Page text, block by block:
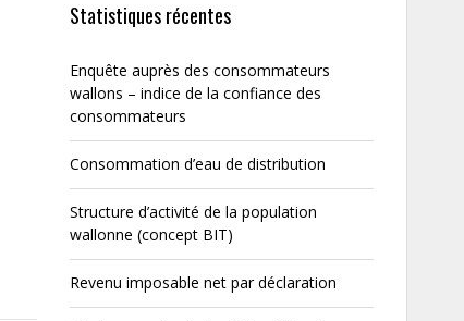
Statistiques récentes
Enquête auprès des consommateurs
wallons – indice de la confiance des
consommateurs
Consommation d’eau de distribution
Structure d’activité de la population
wallonne (concept BIT)
Revenu imposable net par déclaration